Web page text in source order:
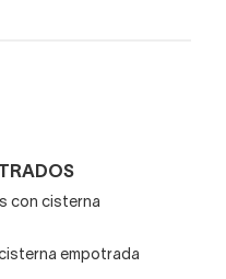
con cisterna
empotrada